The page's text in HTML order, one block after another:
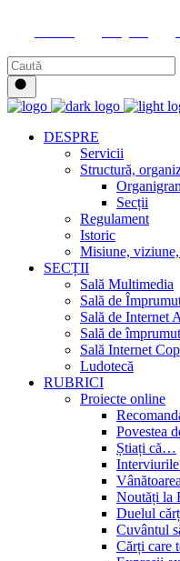
DESPRE
Servicii
Structură,
Secții
Regulament
Istoric
Misiune,
SECȚII
Sală Multimedia
Sală de
Sală de Internet
Sală de
Sală Internet
Ludotecă
RUBRICI
Proiecte online
Povestea
Știați că…
Noutăți la
Duelul
Cuvântul
Cărți care